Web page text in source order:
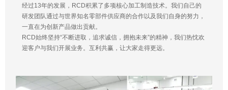
经过13年的发展，RCD积累了多项核心加工制造技术。我们自己的
研发团队通过与世界知名零部件供应商的合作以及我们自身的努力，
一直在为创新产品做出贡献。
RCD始终坚持“不断进取，追求诚信，拥抱未来”的精神，我们热忱欢
迎客户与我们开展业务。互利共赢，让大家走得更远。